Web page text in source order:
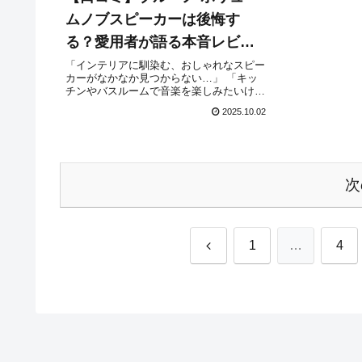
ムノブスピーカーは後悔す
る？愛用者が語る本音レビュ
ー
「インテリアに馴染む、おしゃれなスピー
カーがなかなか見つからない…」 「キッ
チンやバスルームで音楽を楽しみたいけ
い…」そんな風に感じていませんか？この
2025.10.02
前 1 … 4